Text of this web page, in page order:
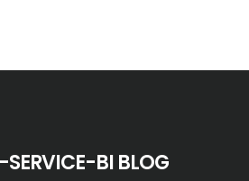
SERVICE-BI BLOG